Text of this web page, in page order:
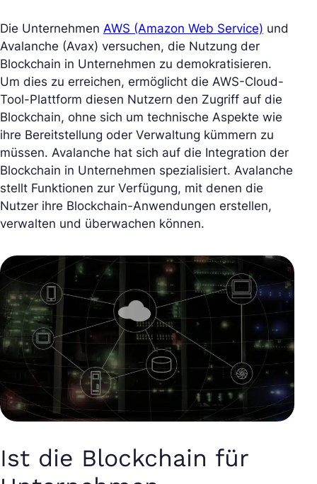
Die Unternehmen AWS (Amazon Web Service) und
Avalanche (Avax) versuchen, die Nutzung der
Blockchain in Unternehmen zu demokratisieren.
Um dies zu erreichen, ermöglicht die AWS-Cloud-
Tool-Plattform diesen Nutzern den Zugriff auf die
Blockchain, ohne sich um technische Aspekte wie
ihre Bereitstellung oder Verwaltung kümmern zu
müssen. Avalanche hat sich auf die Integration der
Blockchain in Unternehmen spezialisiert. Avalanche
stellt Funktionen zur Verfügung, mit denen die
Nutzer ihre Blockchain-Anwendungen erstellen,
verwalten und überwachen können.
Ist die Blockchain für